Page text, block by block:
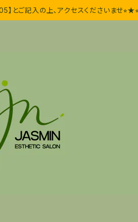
】とご記入の上、アクセスくださいませ